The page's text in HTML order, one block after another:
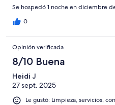
Se hospedó 1 noche en diciembre
0
Opinión verificada
8/10 Buena
Heidi J
27 sept. 2025
Le gustó: Limpieza, servicios,